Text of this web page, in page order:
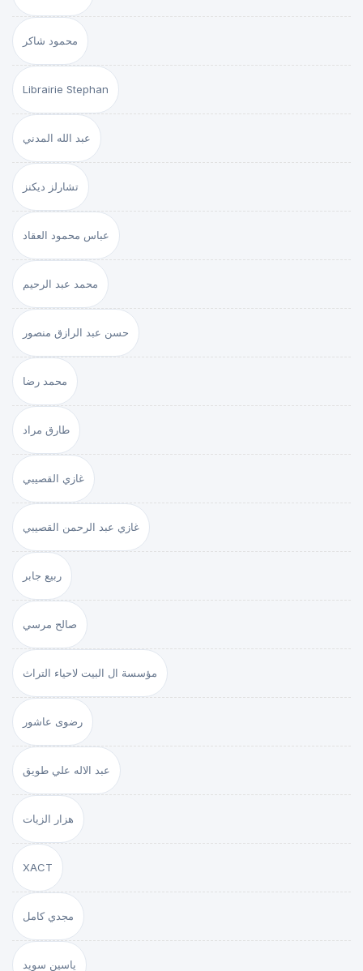
محمود شاكر
Librairie Stephan
عبد الله المدني
تشارلز ديكنز
عباس محمود العقاد
محمد عبد الرحيم
حسن عبد الرازق منصور
محمد رضا
طارق مراد
غازي القصيبي
غازي عبد الرحمن القصيبي
ربيع جابر
صالح مرسي
مؤسسة ال البيت لاحياء التراث
رضوى عاشور
عبد الاله علي طويق
هزار الزيات
XACT
مجدي كامل
ياسين سويد